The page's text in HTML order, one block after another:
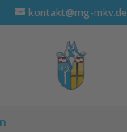
kontakt@mg-mkv.de